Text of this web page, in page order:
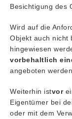
Besichtigung des
Wird auf die
Objekt auch nicht
hingewiesen
vorbehaltlich
angeboten werden.
Weiterhin istvor
Eigentümer bei
oder mit dem